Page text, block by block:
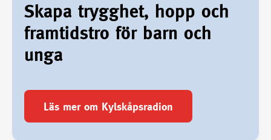
Skapa trygghet, hopp och
framtidstro för barn och
unga
Läs mer om Kylskåpsradion